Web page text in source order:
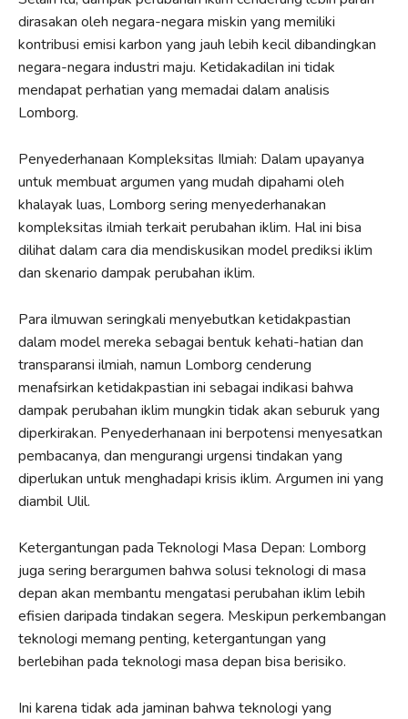
dirasakan oleh negara-negara miskin yang memiliki
kontribusi emisi karbon yang jauh lebih kecil dibandingkan
negara-negara industri maju. Ketidakadilan ini tidak
mendapat perhatian yang memadai dalam analisis
Lomborg.
Penyederhanaan Kompleksitas Ilmiah: Dalam upayanya
untuk membuat argumen yang mudah dipahami oleh
khalayak luas, Lomborg sering menyederhanakan
kompleksitas ilmiah terkait perubahan iklim. Hal ini bisa
dilihat dalam cara dia mendiskusikan model prediksi iklim
dan skenario dampak perubahan iklim.
Para ilmuwan seringkali menyebutkan ketidakpastian
dalam model mereka sebagai bentuk kehati-hatian dan
transparansi ilmiah, namun Lomborg cenderung
menafsirkan ketidakpastian ini sebagai indikasi bahwa
dampak perubahan iklim mungkin tidak akan seburuk yang
diperkirakan. Penyederhanaan ini berpotensi menyesatkan
pembacanya, dan mengurangi urgensi tindakan yang
diperlukan untuk menghadapi krisis iklim. Argumen ini yang
diambil Ulil.
Ketergantungan pada Teknologi Masa Depan: Lomborg
juga sering berargumen bahwa solusi teknologi di masa
depan akan membantu mengatasi perubahan iklim lebih
efisien daripada tindakan segera. Meskipun perkembangan
teknologi memang penting, ketergantungan yang
berlebihan pada teknologi masa depan bisa berisiko.
Ini karena tidak ada jaminan bahwa teknologi yang